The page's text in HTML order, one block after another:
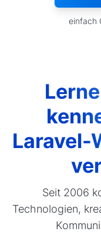
einfach
Laravel-
Seit 2006
Technologien,